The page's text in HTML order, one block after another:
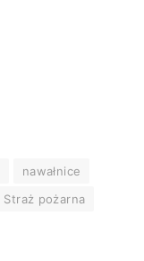
nawałnice
Straż pożarna